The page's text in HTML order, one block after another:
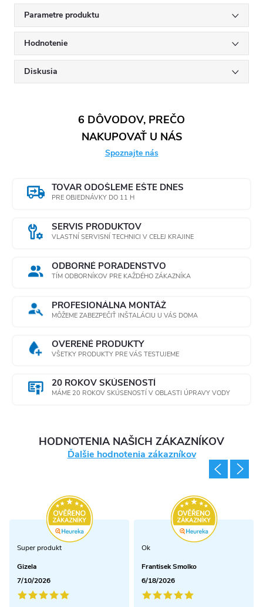
Parametre produktu
Hodnotenie
Diskusia
6 DÔVODOV, PREČO
NAKUPOVAŤ U NÁS
Spoznajte nás
TOVAR ODOŠLEME EŠTE DNES
PRE OBJEDNÁVKY DO 11 H
SERVIS PRODUKTOV
VLASTNÍ SERVISNÍ TECHNICI V CELEJ KRAJINE
ODBORNÉ PORADENSTVO
TÍM ODBORNÍKOV PRE KAŽDÉHO ZÁKAZNÍKA
PROFESIONÁLNA MONTÁŽ
MÔŽEME ZABEZPEČIŤ INŠTALÁCIU U VÁS DOMA
OVERENÉ PRODUKTY
VŠETKY PRODUKTY PRE VÁS TESTUJEME
20 ROKOV SKÚSENOSTÍ
MÁME 20 ROKOV SKÚSENOSTÍ V OBLASTI ÚPRAVY VODY
HODNOTENIA NAŠICH ZÁKAZNÍKOV
Ďalšie hodnotenia zákazníkov
Super produkt
Gizela
7/10/2026
Ok
Frantisek Smolko
6/18/2026